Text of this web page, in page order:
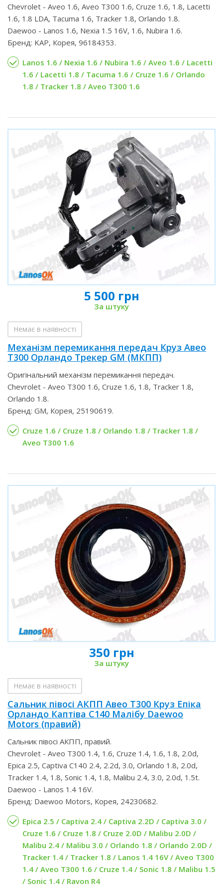
Chevrolet - Aveo 1.6, Aveo T300 1.6, Cruze 1.6, 1.8, Lacetti
1.6, 1.8 LDA, Tacuma 1.6, Tracker 1.8, Orlando 1.8.
Daewoo - Lanos 1.6, Nexia 1.5 16V, 1.6, Nubira 1.6.
Бренд: KAP, Корея, 96184353.
Lanos 1.6 / Nexia 1.6 / Nubira 1.6 / Aveo 1.6 / Lacetti
1.6 / Lacetti 1.8 / Tacuma 1.6 / Cruze 1.6 / Orlando
1.8 / Tracker 1.8 / Aveo T300 1.6
5 500 грн
За штуку
Немає в наявності
Механізм перемикання передач Круз Авео
Т300 Орландо Трекер GM (МКПП)
Оригінальний механізм перемикання передач.
Chevrolet - Aveo T300 1.6, Cruze 1.6, 1.8, Tracker 1.8,
Orlando 1.8.
Бренд: GM, Корея, 25190619.
Cruze 1.6 / Cruze 1.8 / Orlando 1.8 / Tracker 1.8 /
Aveo T300 1.6
350 грн
За штуку
Немає в наявності
Сальник півосі АКПП Авео Т300 Круз Епіка
Орландо Каптіва С140 Малібу Daewoo
Motors (правий)
Сальник півосі АКПП, правий.
Chevrolet - Aveo T300 1.4, 1.6, Cruze 1.4, 1.6, 1.8, 2.0d,
Epica 2.5, Captiva С140 2.4, 2.2d, 3.0, Orlando 1.8, 2.0d,
Tracker 1.4, 1.8, Sonic 1.4, 1.8, Malibu 2.4, 3.0, 2.0d, 1.5t.
Daewoo - Lanos 1.4 16V.
Бренд: Daewoo Motors, Корея, 24230682.
Epica 2.5 / Captiva 2.4 / Captiva 2.2D / Captiva 3.0 /
Cruze 1.6 / Cruze 1.8 / Cruze 2.0D / Malibu 2.0D /
Malibu 2.4 / Malibu 3.0 / Orlando 1.8 / Orlando 2.0D /
Tracker 1.4 / Tracker 1.8 / Lanos 1.4 16V / Aveo T300
1.4 / Aveo T300 1.6 / Cruze 1.4 / Sonic 1.8 / Malibu 1.5
/ Sonic 1.4 / Ravon R4